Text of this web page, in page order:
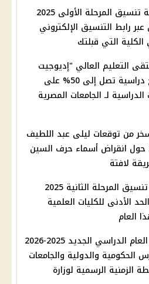
إعلان نتيجة تنسيق المرحلة الأولى 2025
عبر رابط التنسيق الإلكتروني
التي قبلتك
التعليم العالي "إديوجيت
2025" منح دراسية تصل إلى 50% على
لـ الجامعات المصرية
من توقعات ليلى عبد اللطيف
لعام 2026 حول انقراض أسماء حرف السين
لافتة
موعد بدء تنسيق المرحلة الثانية 2025
الأدنى للكليات العلمية
العام
موعد بدء العام الدراسي الجديد 2025-2026
الحكومية والدولية والجامعات
الزمنية الرسمية لوزارة